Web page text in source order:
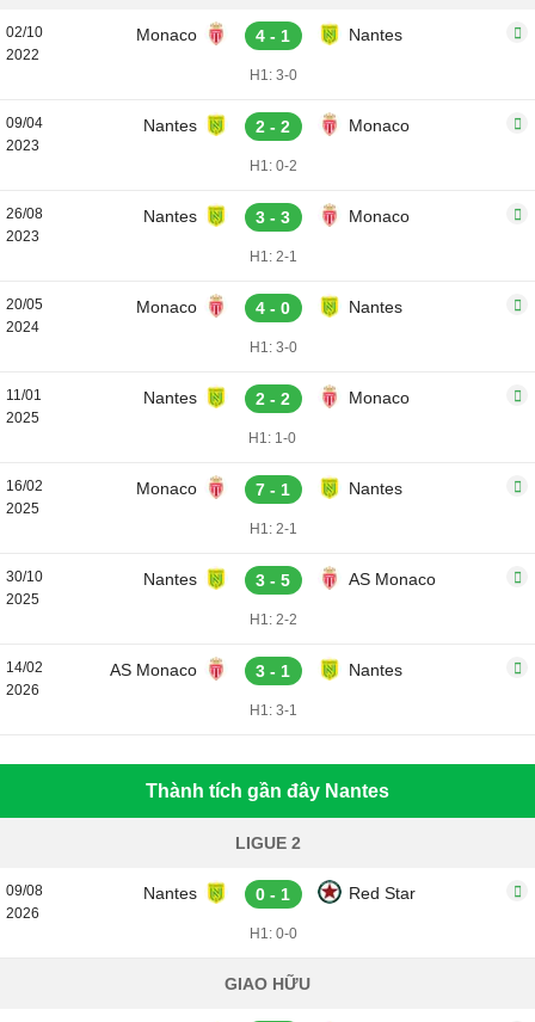
02/10
2022
Monaco 4 - 1 Nantes
H1: 3-0
09/04
2023
Nantes 2 - 2 Monaco
H1: 0-2
26/08
2023
Nantes 3 - 3 Monaco
H1: 2-1
20/05
2024
Monaco 4 - 0 Nantes
H1: 3-0
11/01
2025
Nantes 2 - 2 Monaco
H1: 1-0
16/02
2025
Monaco 7 - 1 Nantes
H1: 2-1
30/10
2025
Nantes 3 - 5 AS Monaco
H1: 2-2
14/02
2026
AS Monaco 3 - 1 Nantes
H1: 3-1
Thành tích gần đây Nantes
LIGUE 2
09/08
2026
Nantes 0 - 1 Red Star
H1: 0-0
GIAO HỮU